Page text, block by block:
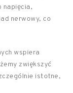
napięcia,
nerwowy, co
wspiera
zwiększyć
istotne,